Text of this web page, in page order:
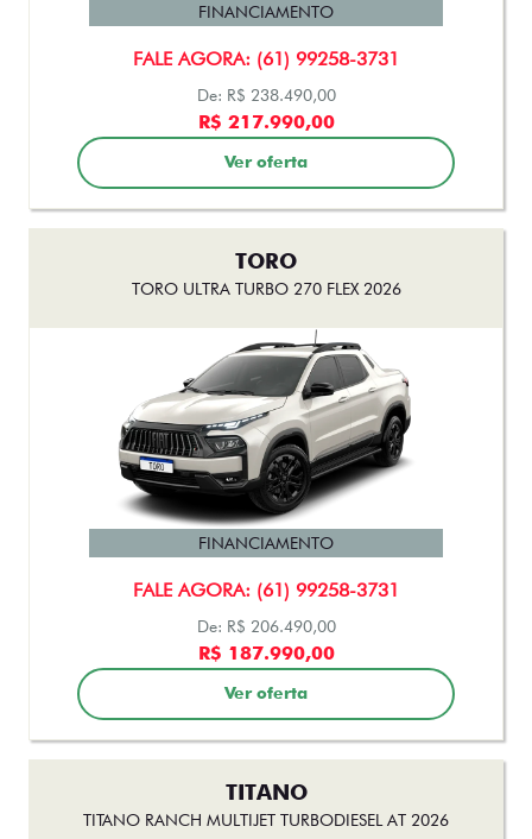
FALE AGORA: (61) 99258-3731
FINANCIAMENTO
De: R$ 238.490,00
R$ 217.990,00
Ver oferta
TORO
TORO ULTRA TURBO 270 FLEX 2026
FALE AGORA: (61) 99258-3731
FINANCIAMENTO
De: R$ 206.490,00
R$ 187.990,00
Ver oferta
TITANO
TITANO RANCH MULTIJET TURBODIESEL AT 2026